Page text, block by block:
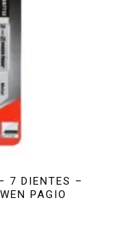
7 DIENTES –
PAGIO